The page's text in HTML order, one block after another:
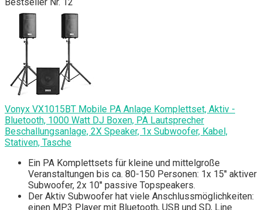
Vonyx VX1015BT Mobile PA Anlage Komplettset, Aktiv -
Bluetooth, 1000 Watt DJ Boxen, PA Lautsprecher
Beschallungsanlage, 2X Speaker, 1x Subwoofer, Kabel,
Stativen, Tasche
Ein PA Komplettsets für kleine und mittelgroße
Veranstaltungen bis ca. 80-150 Personen: 1x 15'' aktiver
Subwoofer, 2x 10'' passive Topspeakers.
Der Aktiv Subwoofer hat viele Anschlussmöglichkeiten:
einen MP3 Player mit Bluetooth, USB und SD, Line